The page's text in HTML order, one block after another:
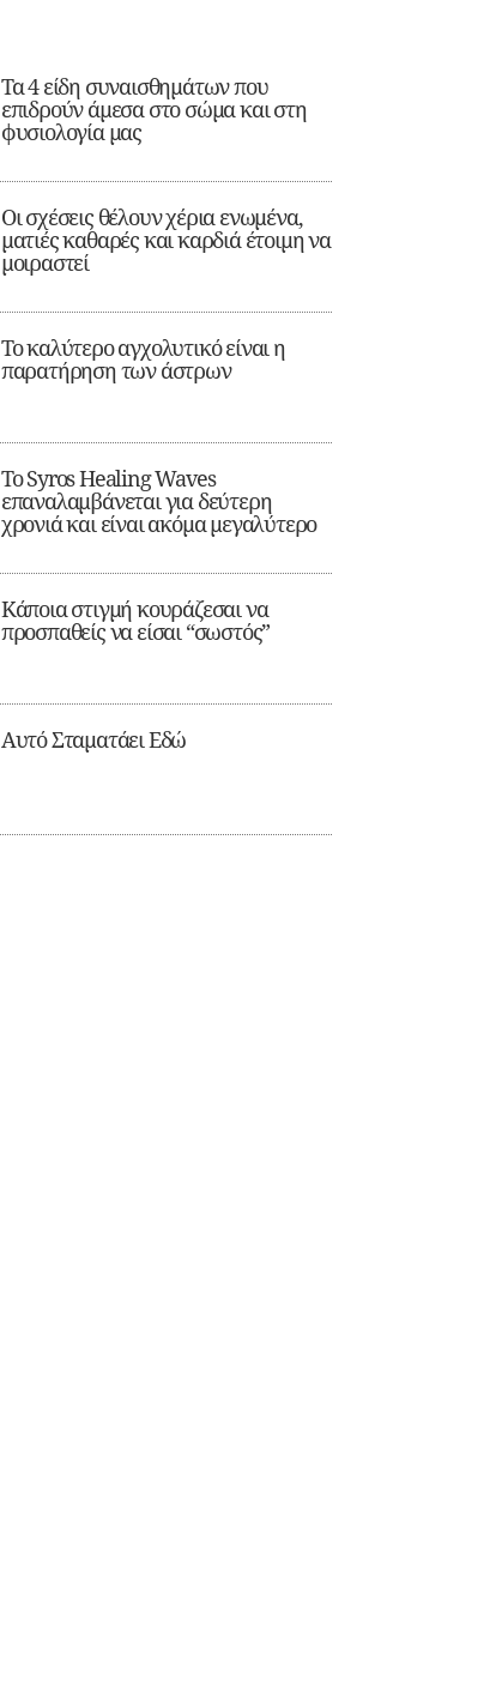
Τα 4 είδη συναισθημάτων που
επιδρούν άμεσα στο σώμα και στη
φυσιολογία μας
Οι σχέσεις θέλουν χέρια ενωμένα,
ματιές καθαρές και καρδιά έτοιμη να
μοιραστεί
Το καλύτερο αγχολυτικό είναι η
παρατήρηση των άστρων
Το Syros Healing Waves
επαναλαμβάνεται για δεύτερη
χρονιά και είναι ακόμα μεγαλύτερο
Κάποια στιγμή κουράζεσαι να
προσπαθείς να είσαι “σωστός”
Αυτό Σταματάει Εδώ